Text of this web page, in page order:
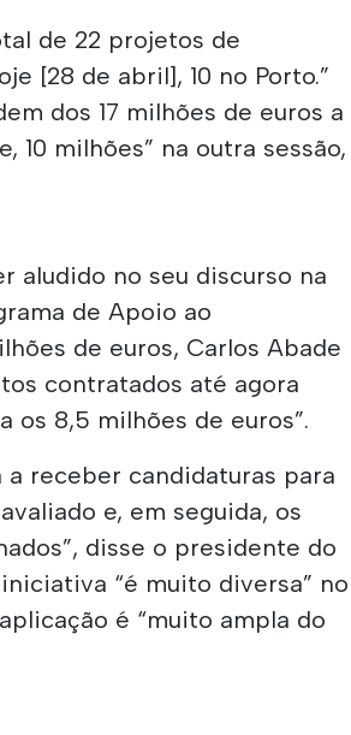
de 22 projetos de
[28 de abril], 10 no Porto.”
dos 17 milhões de euros a
10 milhões” na outra sessão,
aludido no seu discurso na
de Apoio ao
de euros, Carlos Abade
contratados até agora
os 8,5 milhões de euros”.
receber candidaturas para
e, em seguida, os
disse o presidente do
“é muito diversa” no
é “muito ampla do